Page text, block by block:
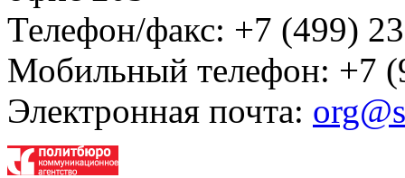
Телефон/факс: +7 (499)
Мобильный телефон: +7
Электронная почта: